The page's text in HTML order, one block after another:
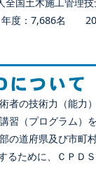
：7,686名
者の技術力（能力
習（プログラム）
の道府県及び市町
ために、ＣＰＤ